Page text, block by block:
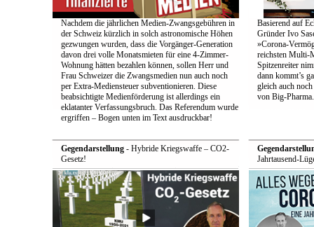
Nachdem die jährlichen Medien-Zwangsgebühren in
der Schweiz kürzlich in solch astronomische Höhen
gezwungen wurden, dass die Vorgänger-Generation
davon drei volle Monatsmieten für eine 4-Zimmer-
Wohnung hätten bezahlen können, sollen Herr und
Frau Schweizer die Zwangsmedien nun auch noch
per Extra-Mediensteuer subventionieren. Diese
beabsichtigte Medienförderung ist allerdings ein
eklatanter Verfassungsbruch. Das Referendum wurde
ergriffen – Bogen unten im Text ausdruckbar!
Basierend auf
Gründer Ivo
»Corona-
reichsten Multi-
Spitzenreiter
dann kommt’s
gleich auch
von Big-
Gegendarstellung- Hybride Kriegswaffe – CO2-
Gesetz!
Jahrtausend-